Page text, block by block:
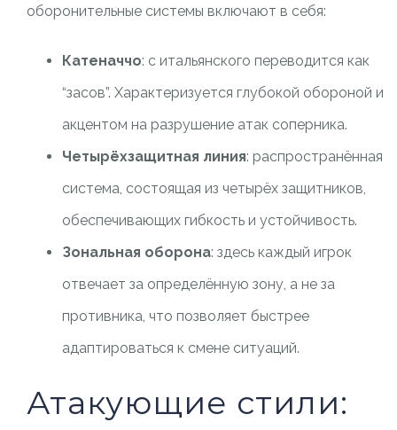
оборонительные системы включают в себя:
Катеначчо: с итальянского переводится как
“засов”. Характеризуется глубокой обороной и
акцентом на разрушение атак соперника.
Четырёхзащитная линия: распространённая
система, состоящая из четырёх защитников,
обеспечивающих гибкость и устойчивость.
Зональная оборона: здесь каждый игрок
отвечает за определённую зону, а не за
противника, что позволяет быстрее
адаптироваться к смене ситуаций.
Атакующие стили: